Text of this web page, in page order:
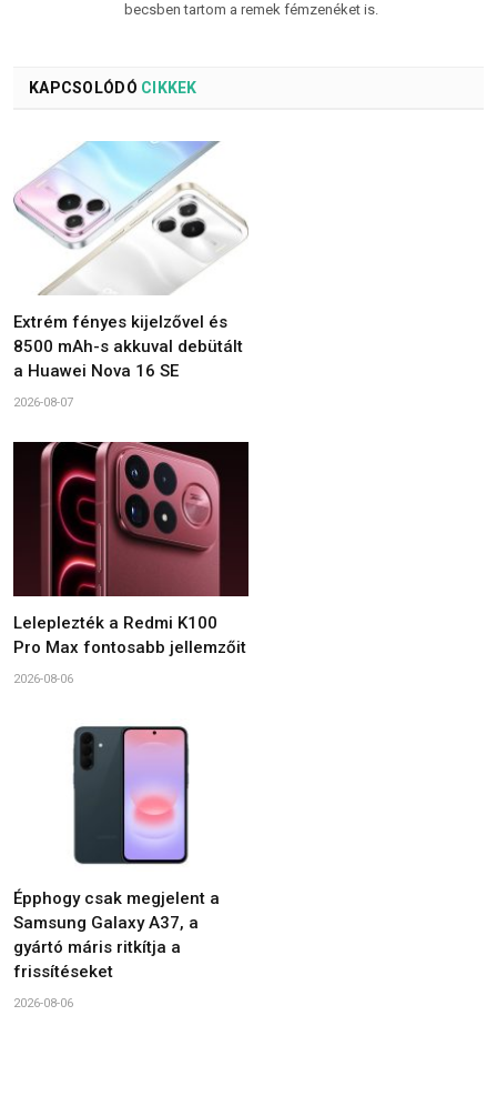
becsben tartom a remek fémzenéket is.
KAPCSOLÓDÓ CIKKEK
Extrém fényes kijelzővel és
8500 mAh-s akkuval debütált
a Huawei Nova 16 SE
2026-08-07
Leleplezték a Redmi K100
Pro Max fontosabb jellemzőit
2026-08-06
Épphogy csak megjelent a
Samsung Galaxy A37, a
gyártó máris ritkítja a
frissítéseket
2026-08-06